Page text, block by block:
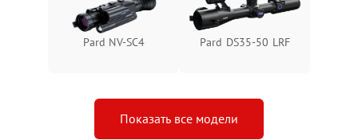
Pard NV-SC4 Pard DS35-50 LRF
Показать все модели